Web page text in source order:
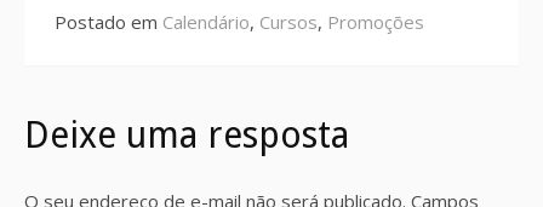
Postado em Calendário, Cursos, Promoções
Deixe uma resposta
O seu endereço de e-mail não será publicado. Campos